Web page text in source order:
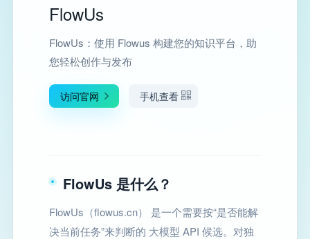
FlowUs
FlowUs：使用 Flowus 构建您的知识平台，助
您轻松创作与发布
访问官网 手机查看
FlowUs 是什么？
FlowUs（flowus.cn） 是一个需要按“是否能解
决当前任务”来判断的 大模型 API 候选。对独